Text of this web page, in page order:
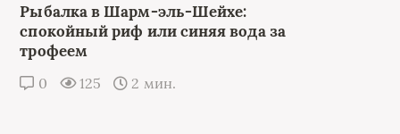
Рыбалка в Шарм-эль-Шейхе:
спокойный риф или синяя вода за
трофеем
0 125 2 мин.